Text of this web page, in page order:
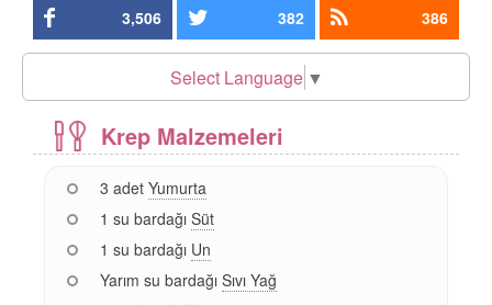
3,506 382 386
Select Language ▼
Krep Malzemeleri
3 adet Yumurta
1 su bardağı Süt
1 su bardağı Un
Yarım su bardağı Sıvı Yağ